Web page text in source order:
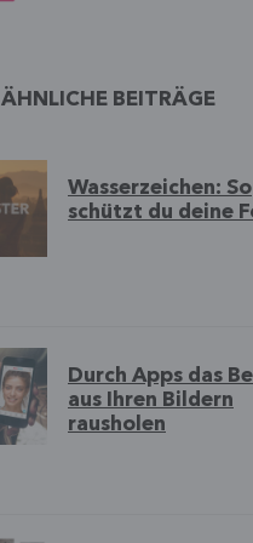
ÄHNLICHE BEITRÄGE
Wasserzeichen: So
schützt du deine
Durch Apps das
aus Ihren Bildern
rausholen